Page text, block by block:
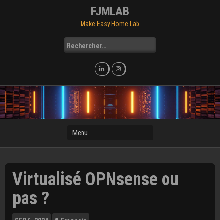
FJMLAB
Make Easy Home Lab
Rechercher :
Virtualisé OPNsense ou
pas ?